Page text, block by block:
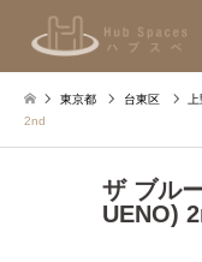
東京都 台東区
2nd
ザ ブル
UENO)